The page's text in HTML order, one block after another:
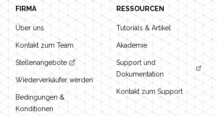
FIRMA
Über uns
Kontakt zum Team
Stellenangebote
Wiederverkäufer werden
Bedingungen &
Konditionen
RESSOURCEN
Tutorials & Artikel
Akademie
Support und
Dokumentation
Kontakt zum Support